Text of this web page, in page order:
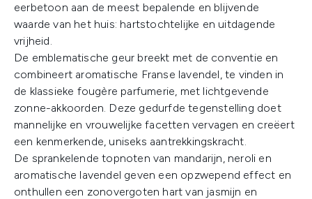
eerbetoon aan de meest bepalende en blijvende
waarde van het huis: hartstochtelijke en uitdagende
vrijheid.
De emblematische geur breekt met de conventie en
combineert aromatische Franse lavendel, te vinden in
de klassieke fougère parfumerie, met lichtgevende
zonne-akkoorden. Deze gedurfde tegenstelling doet
mannelijke en vrouwelijke facetten vervagen en creëert
een kenmerkende, uniseks aantrekkingskracht.
De sprankelende topnoten van mandarijn, neroli en
aromatische lavendel geven een opzwepend effect en
onthullen een zonovergoten hart van jasmijn en